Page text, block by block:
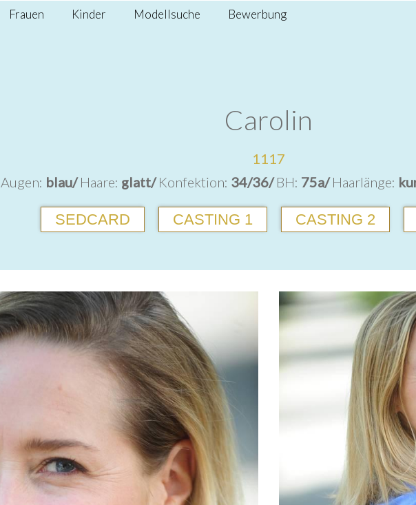
Frauen Kinder Modellsuche Bewerbung
Carolin
1117
Augen: blau/Haare: glatt/Konfektion: 34/36/BH: 75a/Haarlänge:
SEDCARD CASTING 1 CASTING 2